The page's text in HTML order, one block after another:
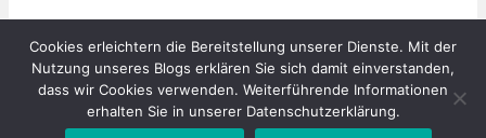
Beitragsnavigation
VERÖFFENTLICHT IN
Atherton Tabelands & Mission Beach
Cookies erleichtern die Bereitstellung unserer Dienste. Mit der
Nutzung unseres Blogs erklären Sie sich damit einverstanden,
dass wir Cookies verwenden. Weiterführende Informationen
erhalten Sie in unserer Datenschutzerklärung.